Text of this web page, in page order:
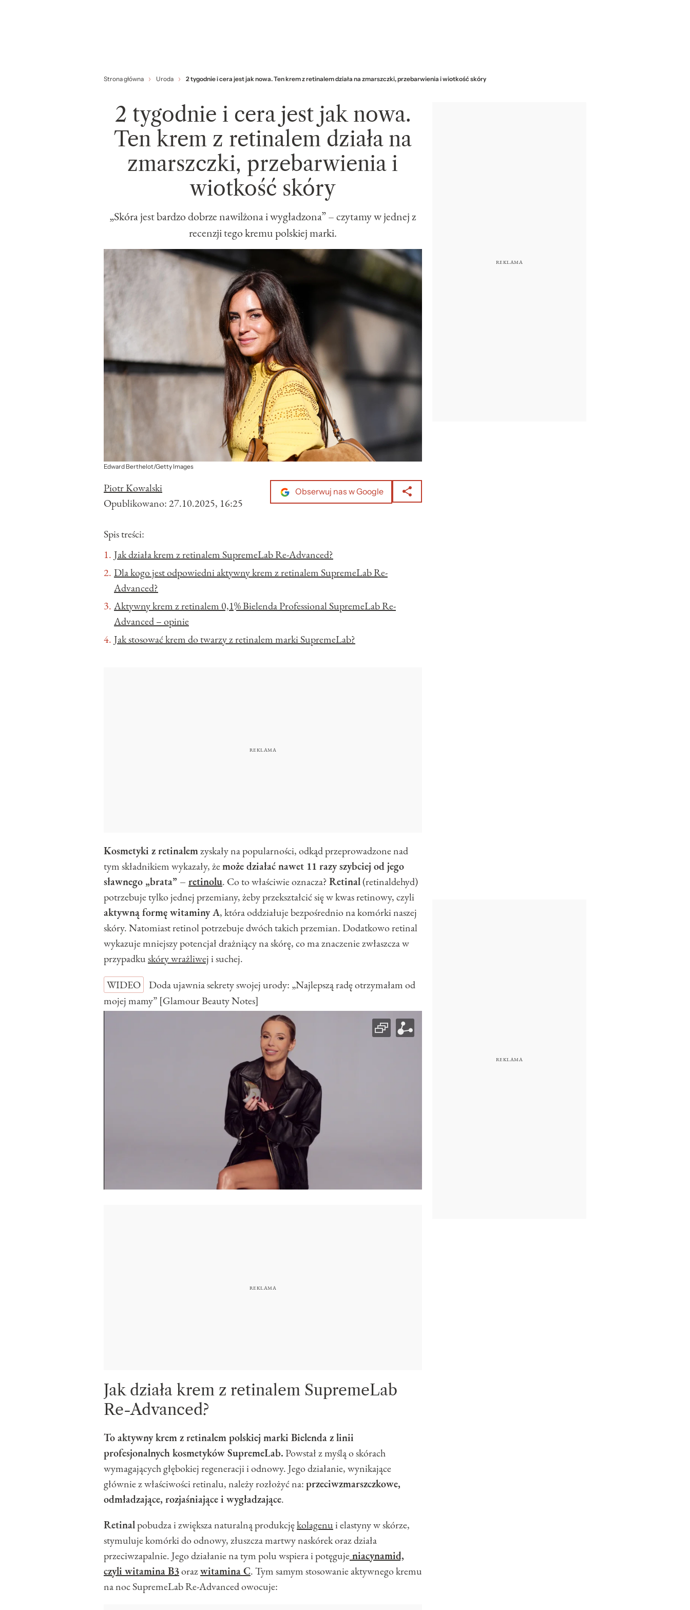
Strona główna Uroda 2 tygodnie i cera jest jak nowa. Ten krem z retinalem działa na zmarszczki, przebarwienia i wiotkość skóry
2 tygodnie i cera jest jak nowa.
Ten krem z retinalem działa na
zmarszczki, przebarwienia i
wiotkość skóry
„Skóra jest bardzo dobrze nawilżona i wygładzona” – czytamy w jednej z
recenzji tego kremu polskiej marki.
Edward Berthelot/Getty Images
Piotr Kowalski
Opublikowano:27.10.2025, 16:25
Obserwuj nas w Google
Spis treści:
Jak działa krem z retinalem SupremeLab Re-Advanced?
Dla kogo jest odpowiedni aktywny krem z retinalem SupremeLab Re-
Advanced?
Aktywny krem z retinalem 0,1% Bielenda Professional SupremeLab Re-
Advanced – opinie
Jak stosować krem do twarzy z retinalem marki SupremeLab?
Kosmetyki z retinalemzyskały na popularności, odkąd przeprowadzone nad
tym składnikiem wykazały, żemoże działać nawet 11 razy szybciej od jego
sławnego „brata” – retinolu. Co to właściwie oznacza?Retinal(retinaldehyd)
potrzebuje tylko jednej przemiany, żeby przekształcić się w kwas retinowy, czyli
aktywną formę witaminy A, która oddziałuje bezpośrednio na komórki naszej
skóry. Natomiast retinol potrzebuje dwóch takich przemian. Dodatkowo retinal
wykazuje mniejszy potencjał drażniący na skórę, co ma znaczenie zwłaszcza w
przypadkuskóry wrażliweji suchej.
WIDEO
Doda ujawnia sekrety swojej urody: „Najlepszą radę otrzymałam od
mojej mamy” [Glamour Beauty Notes]
Jak działa krem z retinalem SupremeLab
Re-Advanced?
To aktywny krem z retinalem polskiej marki Bielenda z linii
profesjonalnych kosmetyków SupremeLab.Powstał z myślą o skórach
wymagających głębokiej regeneracji i odnowy. Jego działanie, wynikające
głównie z właściwości retinalu, należy rozłożyć na:przeciwzmarszczkowe,
odmładzające, rozjaśniające i wygładzające.
Retinalpobudza i zwiększa naturalną produkcjękolagenui elastyny w skórze,
stymuluje komórki do odnowy, złuszcza martwy naskórek oraz działa
przeciwzapalnie. Jego działanie na tym polu wspiera i potęgujeniacynamid,
czyli witamina B3orazwitamina C. Tym samym stosowanie aktywnego kremu
na noc SupremeLab Re-Advanced owocuje: